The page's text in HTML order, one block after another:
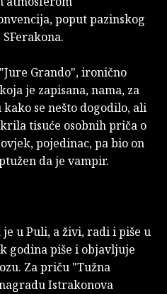
poput pazinskog
Grando", ironično
je zapisana, nama, za
se nešto dogodilo, ali
tisuće osobnih priča o
pojedinac, pa bio on
da je vampir.
u Puli, a živi, radi i piše u
godina piše i objavljuje
Za priču "Tužna
Istrakonova